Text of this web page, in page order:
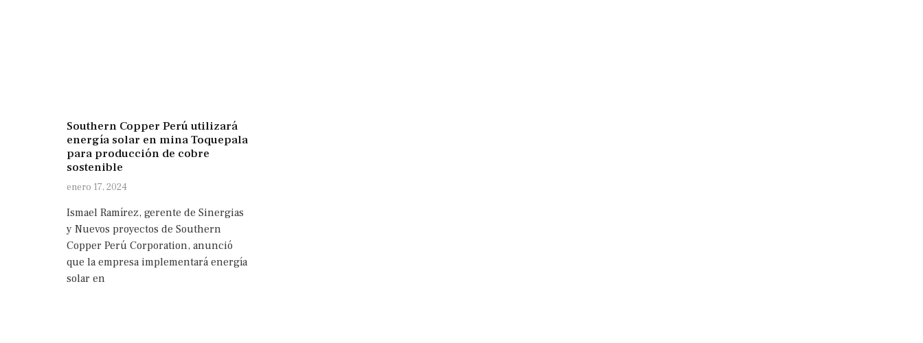
Southern Copper Perú utilizará
energía solar en mina Toquepala
para producción de cobre
sostenible
enero 17, 2024
Ismael Ramírez, gerente de Sinergias
y Nuevos proyectos de Southern
Copper Perú Corporation, anunció
que la empresa implementará energía
solar en